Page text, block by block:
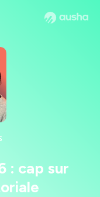
: cap sur